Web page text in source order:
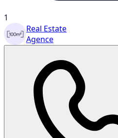
1
Real Estate
Agence